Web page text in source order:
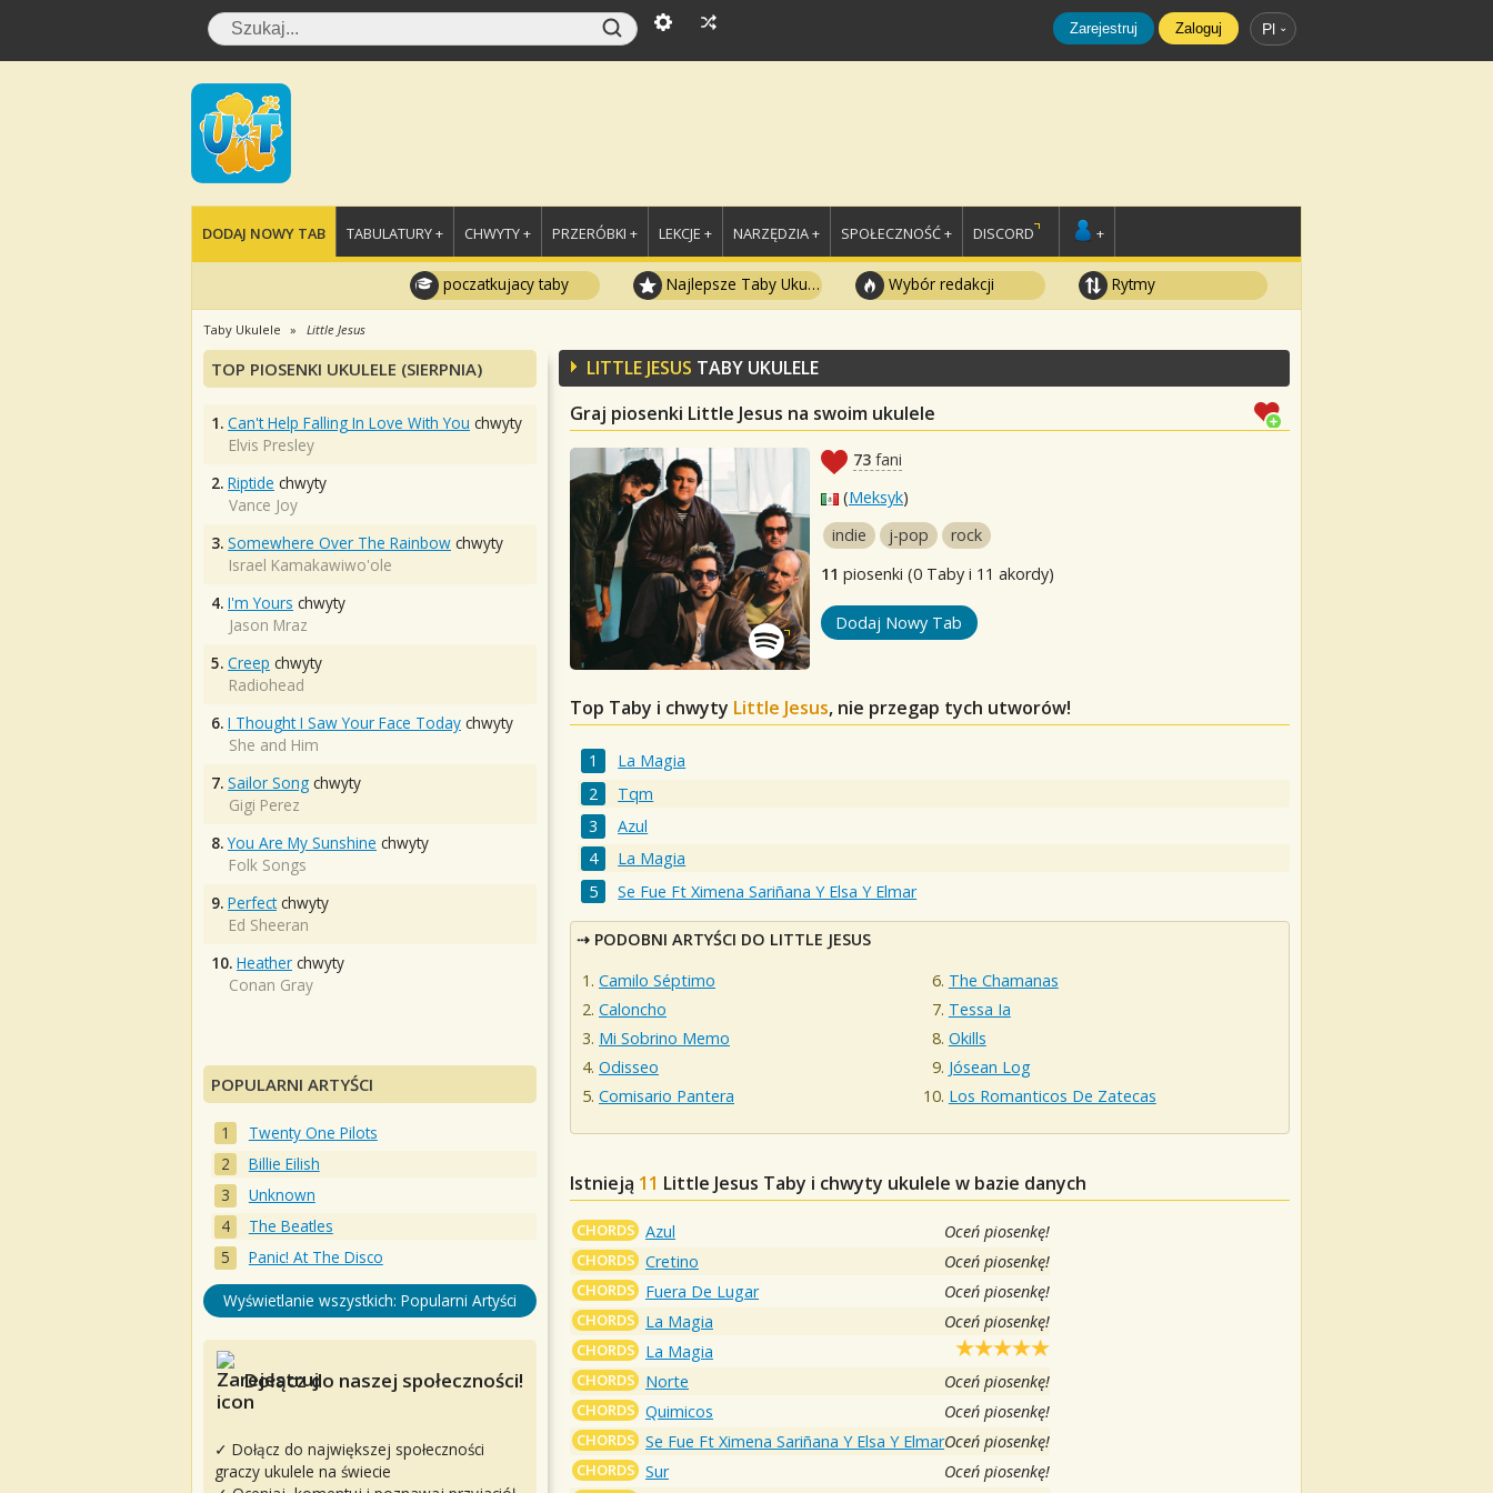
Zarejestruj Zaloguj Pl
DODAJ NOWY TAB TABULATURY + CHWYTY + PRZERÓBKI + LEKCJE + NARZĘDZIA + SPOŁECZNOŚĆ + DISCORD +
poczatkujacy taby Najlepsze Taby Ukulele Wybór redakcji Rytmy
Taby Ukulele Little Jesus
LITTLE JESUS TABY UKULELE
Graj piosenki Little Jesus na swoim ukulele
73 fani
(Meksyk)
indie
j-pop
rock
11 piosenki (0 Taby i 11 akordy)
Dodaj Nowy Tab
Top Taby i chwyty Little Jesus, nie przegap tych utworów!
La Magia
Tqm
Azul
La Magia
Se Fue Ft Ximena Sariñana Y Elsa Y Elmar
PODOBNI ARTYŚCI DO LITTLE JESUS
Camilo Séptimo
Caloncho
Mi Sobrino Memo
Odisseo
Comisario Pantera
The Chamanas
Tessa Ia
Okills
Jósean Log
Los Romanticos De Zatecas
Istnieją 11 Little Jesus Taby i chwyty ukulele w bazie danych
CHORDS Azul Oceń piosenkę!
CHORDS Cretino Oceń piosenkę!
CHORDS Fuera De Lugar Oceń piosenkę!
CHORDS La Magia Oceń piosenkę!
CHORDS La Magia
CHORDS Norte Oceń piosenkę!
CHORDS Quimicos Oceń piosenkę!
CHORDS Se Fue Ft Ximena Sariñana Y Elsa Y ElmarOceń piosenkę!
CHORDS Sur Oceń piosenkę!
TOP PIOSENKI UKULELE (SIERPNIA)
1. Can't Help Falling In Love With You chwyty
Elvis Presley
2. Riptide chwyty
Vance Joy
3. Somewhere Over The Rainbow chwyty
Israel Kamakawiwo'ole
4. I'm Yours chwyty
Jason Mraz
5. Creep chwyty
Radiohead
6. I Thought I Saw Your Face Today chwyty
She and Him
7. Sailor Song chwyty
Gigi Perez
8. You Are My Sunshine chwyty
Folk Songs
9. Perfectchwyty
Ed Sheeran
10. Heather chwyty
Conan Gray
POPULARNI ARTYŚCI
Twenty One Pilots
Billie Eilish
Unknown
The Beatles
Panic! At The Disco
Wyświetlanie wszystkich: Popularni Artyści
Dołącz do naszej społeczności!
✓ Dołącz do największej społeczności
graczy ukulele na świecie